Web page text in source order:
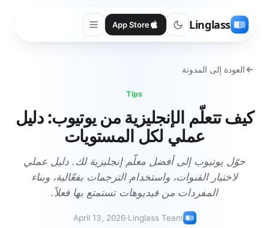
Linglass
App Store
العودة إلى المدونة
Tips
كيف تتعلّم الإنجليزية من يوتيوب: دليل
عملي لكل المستويات
حوّل يوتيوب إلى أفضل معلّم إنجليزية لك. دليل عملي
لاختيار القنوات، واستخدام الترجمات بفعّالية، وبناء
المفردات من فيديوهات تستمتع بها فعلاً.
Linglass Team
·
April 13, 2026